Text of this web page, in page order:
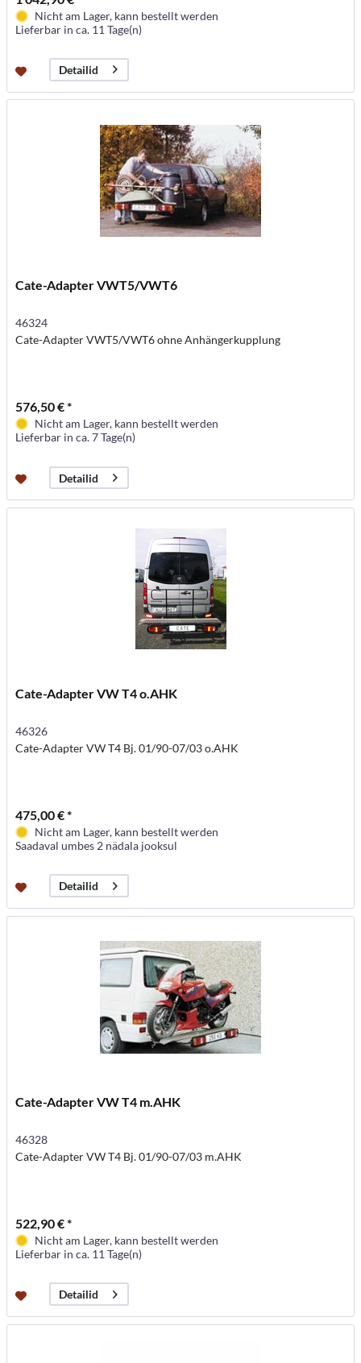
Nicht am Lager, kann bestellt werden
Lieferbar in ca. 11 Tage(n)
Detailid
Cate-Adapter VWT5/VWT6
46324
Cate-Adapter VWT5/VWT6 ohne Anhängerkupplung
576,50 € *
Nicht am Lager, kann bestellt werden
Lieferbar in ca. 7 Tage(n)
Detailid
Cate-Adapter VW T4 o.AHK
46326
Cate-Adapter VW T4 Bj. 01/90-07/03 o.AHK
475,00 € *
Nicht am Lager, kann bestellt werden
Saadaval umbes 2 nädala jooksul
Detailid
Cate-Adapter VW T4 m.AHK
46328
Cate-Adapter VW T4 Bj. 01/90-07/03 m.AHK
522,90 € *
Nicht am Lager, kann bestellt werden
Lieferbar in ca. 11 Tage(n)
Detailid